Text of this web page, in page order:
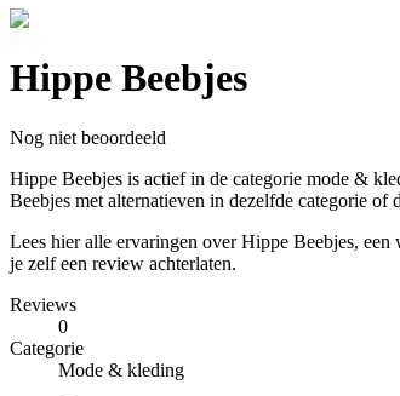
Hippe Beebjes
Nog niet beoordeeld
Hippe Beebjes is actief in de categorie mode &
Beebjes met alternatieven in dezelfde categorie of
Lees hier alle ervaringen over Hippe Beebjes,
je zelf een review achterlaten.
Reviews
0
Categorie
Mode & kleding